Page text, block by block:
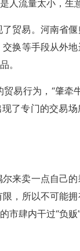
人流量太小，生
贸易。河南省
换等手段从外
。
易行为，“肇牵
了专门的交易
来卖一点自己的
，所以不可能
肆内干过“负贩